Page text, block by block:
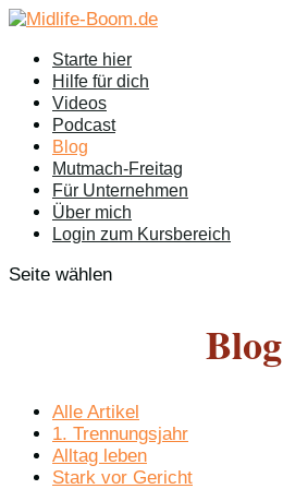
Starte hier
Hilfe für dich
Videos
Podcast
Blog
Mutmach-Freitag
Für Unternehmen
Über mich
Login zum Kursbereich
Seite wählen
Blog
Alle Artikel
1. Trennungsjahr
Alltag leben
Stark vor Gericht